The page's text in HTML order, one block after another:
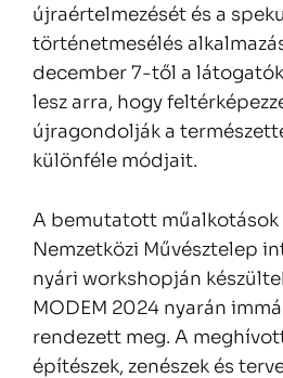
újraértelmezését és a
történetmesélés
december 7-től a
lesz arra, hogy
újragondolják a
különféle módjait.
A bemutatott műalkotások
Nemzetközi Művésztelep
nyári workshopján
MODEM 2024 nyarán
rendezett meg. A
építészek, zenészek és